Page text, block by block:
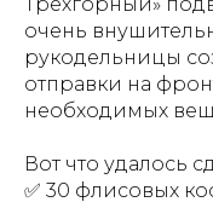
очень
рукодельницы
отправки на
необходимых
Вот что удалось
✅ 30 флисовых